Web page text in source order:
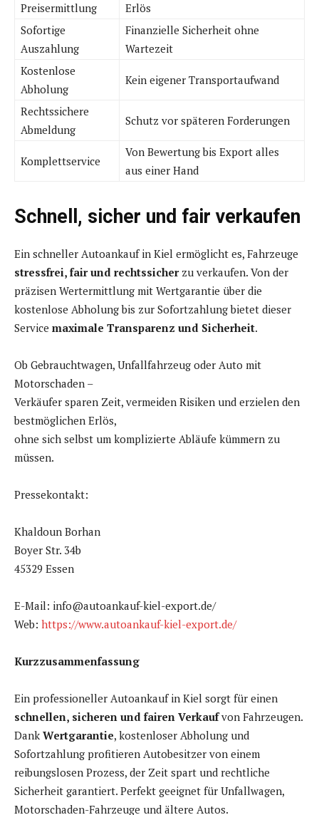
Preisermittlung
Erlös
Sofortige
Auszahlung
Finanzielle Sicherheit ohne
Wartezeit
Kostenlose
Abholung
Kein eigener Transportaufwand
Rechtssichere
Abmeldung
Schutz vor späteren Forderungen
Komplettservice
Von Bewertung bis Export alles
aus einer Hand
Schnell, sicher und fair verkaufen
Ein schneller Autoankauf in Kiel ermöglicht es, Fahrzeuge
stressfrei, fair und rechtssicherzu verkaufen. Von der
präzisen Wertermittlung mit Wertgarantie über die
kostenlose Abholung bis zur Sofortzahlung bietet dieser
Service maximale Transparenz und Sicherheit.
Ob Gebrauchtwagen, Unfallfahrzeug oder Auto mit
Motorschaden –
Verkäufer sparen Zeit, vermeiden Risiken und erzielen den
bestmöglichen Erlös,
ohne sich selbst um komplizierte Abläufe kümmern zu
müssen.
Pressekontakt:
Khaldoun Borhan
Boyer Str. 34b
45329 Essen
E-Mail: info@autoankauf-kiel-export.de/
Web: https://www.autoankauf-kiel-export.de/
Kurzzusammenfassung
Ein professioneller Autoankauf in Kiel sorgt für einen
schnellen, sicheren und fairen Verkaufvon Fahrzeugen.
Dank Wertgarantie, kostenloser Abholung und
Sofortzahlung profitieren Autobesitzer von einem
reibungslosen Prozess, der Zeit spart und rechtliche
Sicherheit garantiert. Perfekt geeignet für Unfallwagen,
Motorschaden-Fahrzeuge und ältere Autos.